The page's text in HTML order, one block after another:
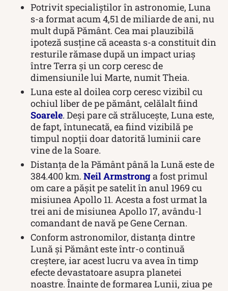
Potrivit specialiștilor în astronomie, Luna
s-a format acum 4,51 de miliarde de ani, nu
mult după Pământ. Cea mai plauzibilă
ipoteză susține că aceasta s-a constituit din
resturile rămase după un impact uriaș
între Terra și un corp ceresc de
dimensiunile lui Marte, numit Theia.
Luna este al doilea corp ceresc vizibil cu
ochiul liber de pe pământ, celălalt fiind
Soarele. Deși pare că strălucește, Luna este,
de fapt, întunecată, ea fiind vizibilă pe
timpul nopții doar datorită luminii care
vine de la Soare.
Distanța de la Pământ până la Lună este de
384.400 km. Neil Armstronga fost primul
om care a pășit pe satelit în anul 1969 cu
misiunea Apollo 11. Acesta a fost urmat la
trei ani de misiunea Apollo 17, avându-l
comandant de navă pe Gene Cernan.
Conform astronomilor, distanța dintre
Lună și Pământ este într-o continuă
creștere, iar acest lucru va avea în timp
efecte devastatoare asupra planetei
noastre. Înainte de formarea Lunii, ziua pe